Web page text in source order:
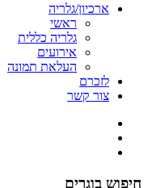
ארכיון/גלריה
ראשי
גלריה כללית
אירועים
העלאת תמונה
לזכרם
צור קשר
חיפוש בוגרים